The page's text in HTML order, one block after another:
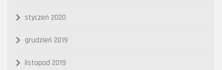
styczeń 2020
grudzień 2019
listopad 2019